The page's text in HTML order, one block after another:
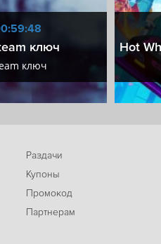
ключ
ключ
Hot
Раздачи
Купоны
Промокод
Партнерам